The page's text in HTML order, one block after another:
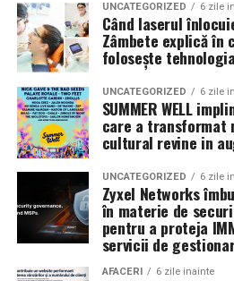
HONOR 90 Lite debutează la
Lansat alături de HONOR 90,
dispozitiv multifuncțional elegant
un sistem performant de camere,
funcții inteligente pentru o
îmbunătățită.
Pentru a îmbunătăți experiența
Isabela Alexandruoferă servicii
și psihoterapie. Lucrează zilnic cu
să se înțeleagă mai bine și crede
trebuie să înceapă de la ea.
Oana Teslarueste consultant
investiții imobiliare. A ales să fie
într-un domeniu în care
greu și se pierde repede.
Mirela Iacobvinde cosmetice
femei care vor produse în care
UNCATEGORIZED 6 zile
Când laserul
Zâmbete explică
folosește tehnologia
UNCATEGORIZED 6 zile
SUMMER WELL
care a transformat
cultural revine in
UNCATEGORIZED 6 zile
Zyxel Networks
în materie de
pentru a proteja
servicii de
AFACERI 6 zile inainte